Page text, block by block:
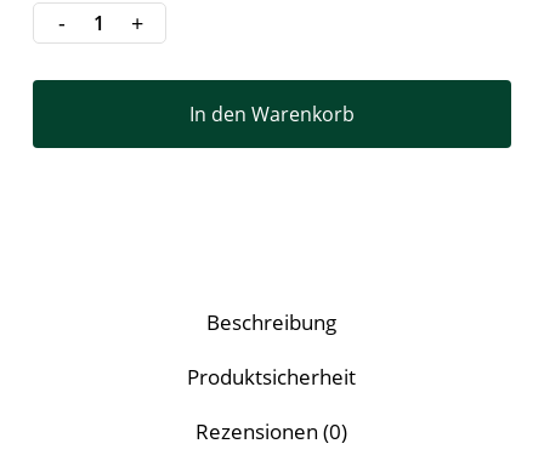
In den Warenkorb
Beschreibung
Produktsicherheit
Rezensionen (0)